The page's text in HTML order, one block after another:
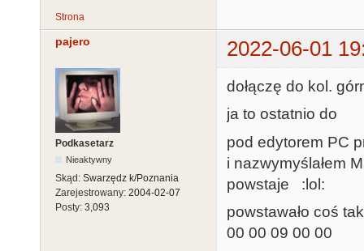
Strona
pajero 2022-06-01
Podkasetarz
Nieaktywny
Skąd: Swarzędz k/Poznania
Zarejestrowany: 2004-02-07
Posty: 3,093
dołączę do kol.
ja to ostatnio
pod edytorem PC
i nazwymyślałem
powstaje :lol:
powstawało coś
00 00 09 00 00